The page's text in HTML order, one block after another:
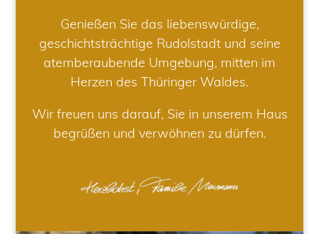
Genießen Sie das liebenswürdige,
geschichtsträchtige Rudolstadt und seine
atemberaubende Umgebung, mitten im
Herzen des Thüringer Waldes.
Wir freuen uns darauf, Sie in unserem Haus
begrüßen und verwöhnen zu dürfen.